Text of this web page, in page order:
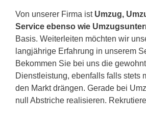
Von unserer Firma ist Umzug,
Service ebenso wie
Basis. Weiterleiten möchten wir
langjährige Erfahrung in unserem
Bekommen Sie bei uns die
Dienstleistung, ebenfalls falls stets
den Markt drängen. Gerade bei
null Abstriche realisieren.